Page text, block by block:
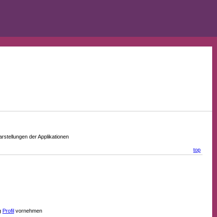
der Applikationen
top
Profil vornehmen